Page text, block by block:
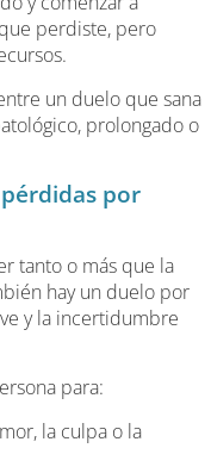
perdiste, pero
un duelo que sana
prolongado o
por
tanto o más que la
hay un duelo por
y la incertidumbre
para:
la culpa o la